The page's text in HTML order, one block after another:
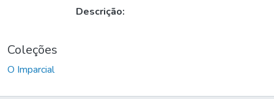
Descrição:
Coleções
O Imparcial